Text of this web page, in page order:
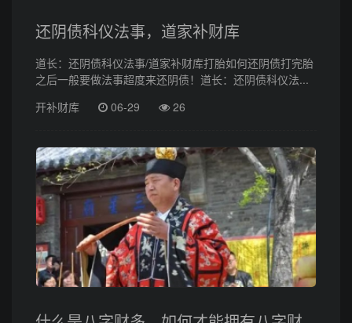
还阴债科仪法事，道家补财库
道长：还阴债科仪法事/道家补财库打胎如何还阴债打完胎
之后一般要做法事超度来还阴债！道长：还阴债科仪法...
开补财库
06-29 26